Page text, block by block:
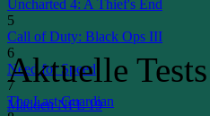
Uncharted 4: A Thief's End
5
Call of Duty: Black Ops III
6
Need for Speed
7
The Last Guardian
Aktuelle Tests
Madden NFL 19